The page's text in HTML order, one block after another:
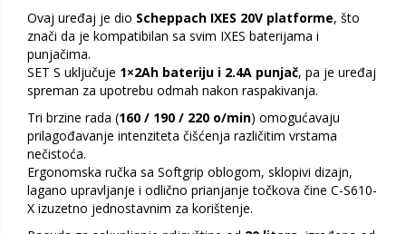
Ovaj uređaj je dio Scheppach IXES 20V platforme, što
znači da je kompatibilan sa svim IXES baterijama i
punjačima.
SET S uključuje 1×2Ah bateriju i 2.4A punjač, pa je uređaj
spreman za upotrebu odmah nakon raspakivanja.
Tri brzine rada (160 / 190 / 220 o/min) omogućavaju
prilagođavanje intenziteta čišćenja različitim vrstama
nečistoća.
Ergonomska ručka sa Softgrip oblogom, sklopivi dizajn,
lagano upravljanje i odlično prianjanje točkova čine C-S610-
X izuzetno jednostavnim za korištenje.